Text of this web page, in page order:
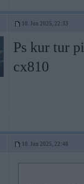
10. Jun 2025, 22:33
Ps kur tur
cx810
10. Jun 2025, 22:48